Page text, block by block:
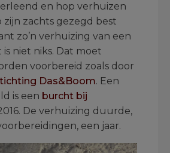
en hop verhuizen
zijn zachts gezegd best
zo’n verhuizing van een
niet niks. Dat moet
voorbereid zoals door
Das&Boom. Een
is een burcht bij
De verhuizing duurde,
een jaar.